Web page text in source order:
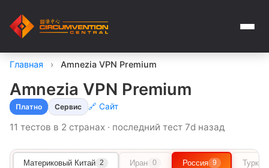
Главная › Amnezia VPN Premium
Amnezia VPN Premium
Платно Сервис 🔗 Сайт
11 тестов в 2 странах · последний тест 7d назад
Материковый Китай 2 Иран 0 Россия 9